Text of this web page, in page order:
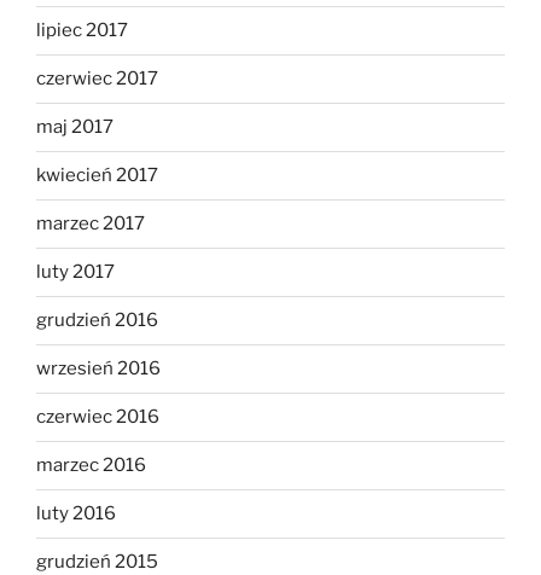
lipiec 2017
czerwiec 2017
maj 2017
kwiecień 2017
marzec 2017
luty 2017
grudzień 2016
wrzesień 2016
czerwiec 2016
marzec 2016
luty 2016
grudzień 2015